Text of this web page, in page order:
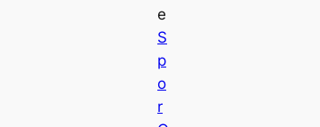
e
S
p
o
r